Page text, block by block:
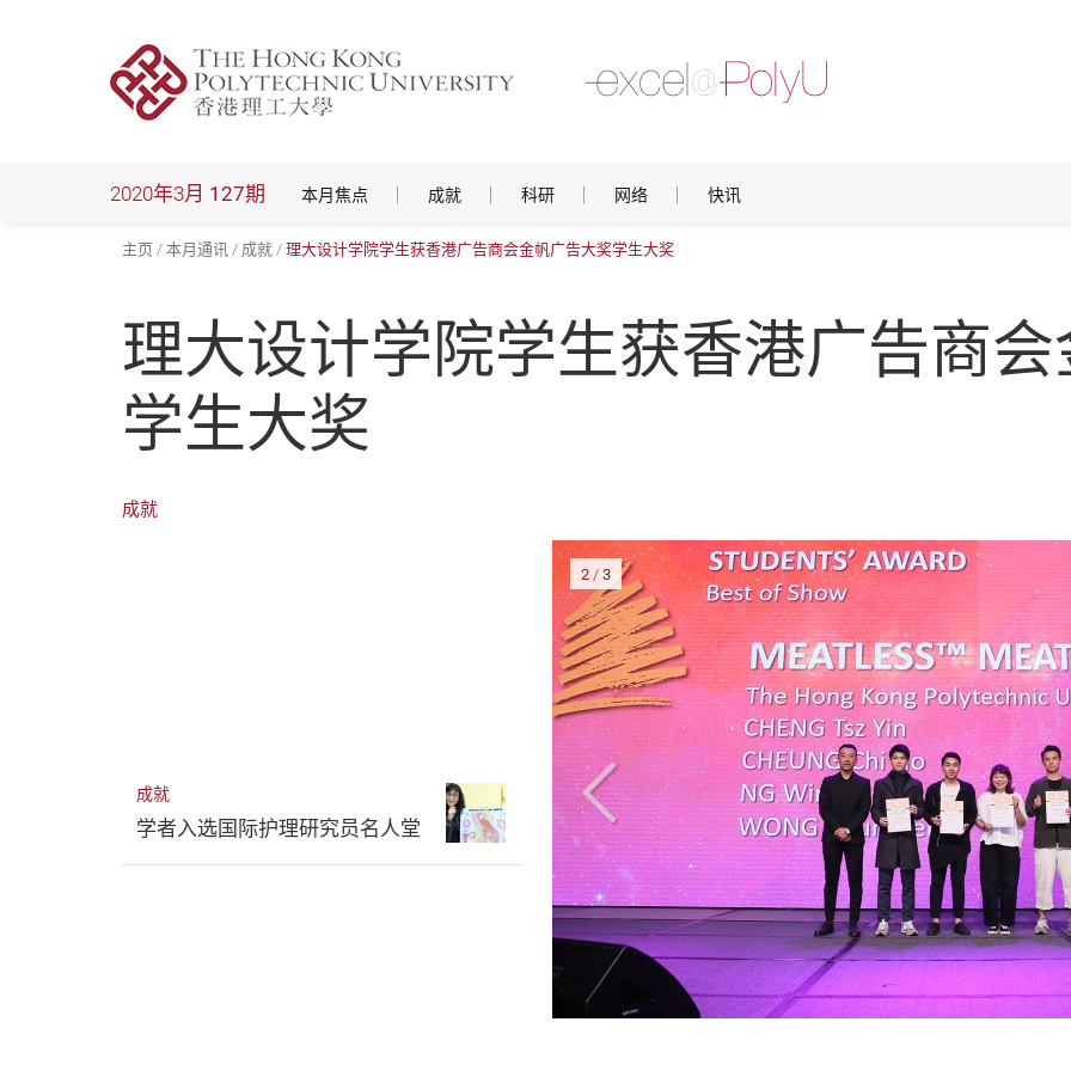
2020年3月 127期 本月焦点 成就 科研 网络 快讯
主页 本月通讯 成就 理大设计学院学生获香港广告商会金帆广告大奖学生大奖
理大设计学院学生获香港广告商
学生大奖
成就
成就
学者入选国际护理研究员名人堂
3 / 3